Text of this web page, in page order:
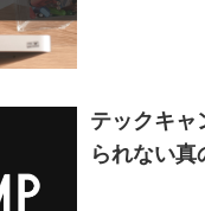
テックキ
られない真